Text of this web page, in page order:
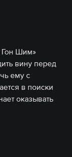
Гон Шим»
вину перед
ему с
в поиски
оказывать